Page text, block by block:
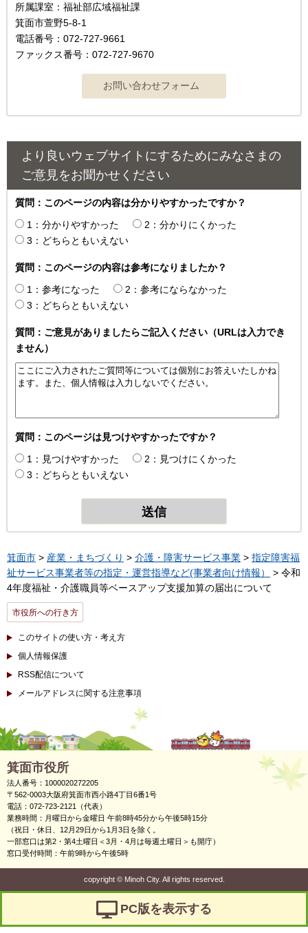
所属課室：福祉部広域福祉課
箕面市萱野5-8-1
電話番号：072-727-9661
ファックス番号：072-727-9670
より良いウェブサイトにするためにみなさまの
ご意見をお聞かせください
質問：このページの内容は分かりやすかったですか？
1：分かりやすかった
2：分かりにくかった
3：どちらともいえない
質問：このページの内容は参考になりましたか？
1：参考になった
2：参考にならなかった
3：どちらともいえない
質問：ご意見がありましたらご記入ください（URLは入力でき
ません）
質問：このページは見つけやすかったですか？
1：見つけやすかった
2：見つけにくかった
3：どちらともいえない
箕面市 > 産業・まちづくり > 介護・障害サービス事業 > 指定障害福
祉サービス事業者等の指定・運営指導など(事業者向け情報）
> 令和
4年度福祉・介護職員等ベースアップ支援加算の届出について
市役所への行き方
このサイトの使い方・考え方
個人情報保護
RSS配信について
メールアドレスに関する注意事項
箕面市役所
法人番号：1000020272205
〒562-0003大阪府箕面市西小路4丁目6番1号
電話：072-723-2121（代表）
業務時間：月曜日から金曜日 午前8時45分から午後5時15分
（祝日・休日、12月29日から1月3日を除く。
一部窓口は第2・第4土曜日＜3月・4月は毎週土曜日＞も開庁）
窓口受付時間：午前9時から午後5時
copyright ©Minoh City. All rights reserved.
PC版を表示する